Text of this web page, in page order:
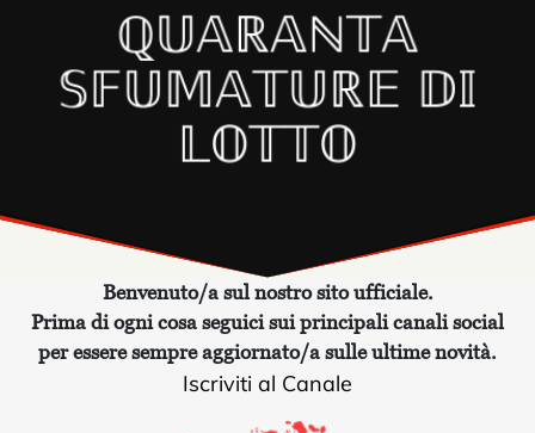
ℚ𝕌𝔸ℝ𝔸ℕ𝕋𝔸
𝕊𝔽𝕌𝕄𝔸𝕋𝕌ℝ𝔼 𝔻𝕀
𝕃𝕆𝕋𝕋𝕆
Benvenuto/a sul nostro sito ufficiale.
Prima di ogni cosa seguici sui principali canali social
per essere sempre aggiornato/a sulle ultime novità.
Iscriviti al Canale